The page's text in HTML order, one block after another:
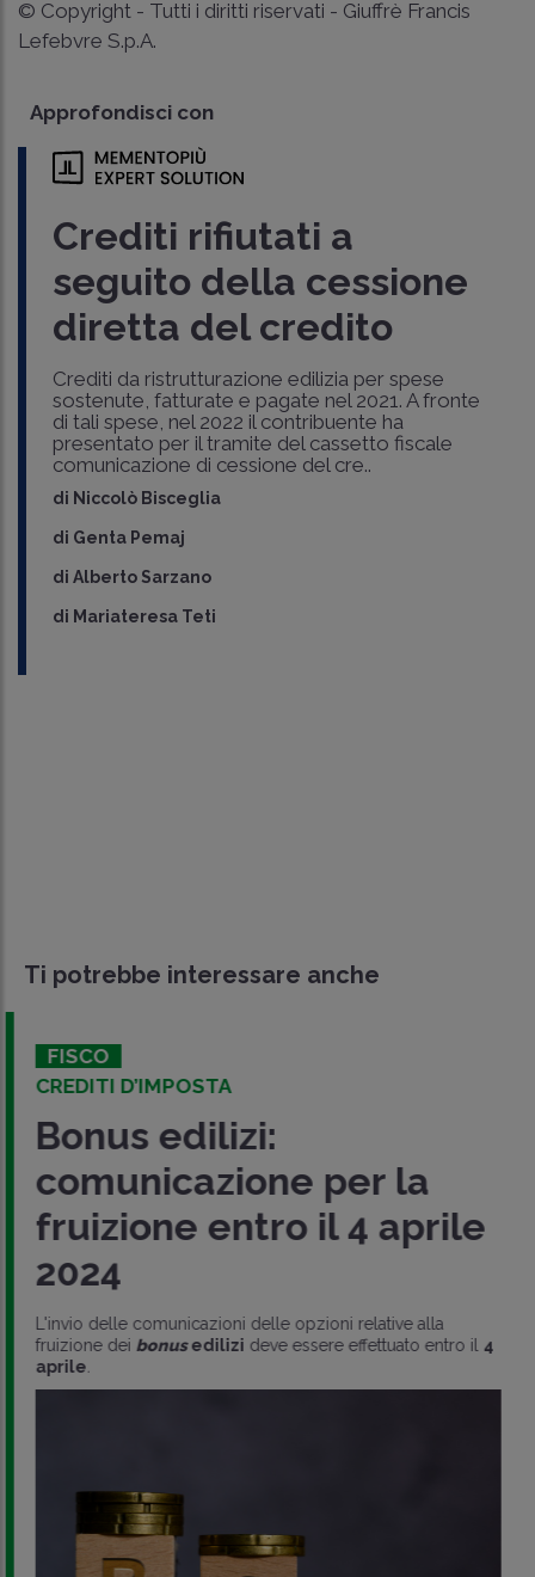
© Copyright - Tutti i diritti riservati - Giuffrè Francis
Lefebvre S.p.A.
Approfondisci con
Crediti rifiutati a
seguito della cessione
diretta del credito
Crediti da ristrutturazione edilizia per spese
sostenute, fatturate e pagate nel 2021. A fronte
di tali spese, nel 2022 il contribuente ha
presentato per il tramite del cassetto fiscale
comunicazione di cessione del cre..
di Niccolò Bisceglia
di Genta Pemaj
di Alberto Sarzano
di Mariateresa Teti
Ti potrebbe interessare anche
FISCO
CREDITI D’IMPOSTA
Bonus edilizi:
comunicazione per la
fruizione entro il 4 aprile
2024
L'invio delle comunicazioni delle opzioni relative alla
fruizione dei bonusedilizideve essere effettuato entro il 4
aprile.